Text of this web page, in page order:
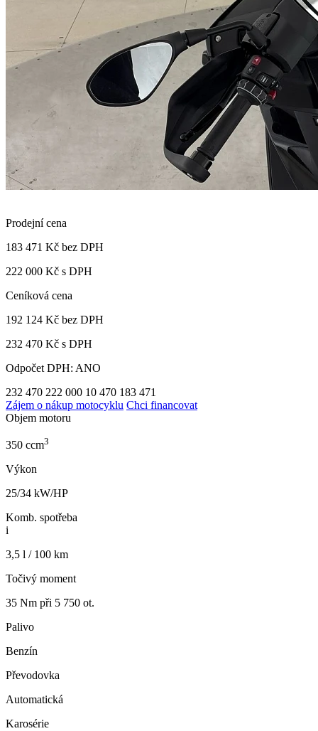
Prodejní cena
183 471 Kč bez DPH
222 000 Kč s DPH
Ceníková cena
192 124 Kč bez DPH
232 470 Kč s DPH
Odpočet DPH: ANO
232 470 222 000 10 470 183 471
Zájem o nákup motocyklu Chci financovat
Objem motoru
350 ccm3
Výkon
25/34 kW/HP
Komb. spotřeba
i
3,5 l / 100 km
Točivý moment
35 Nm při 5 750 ot.
Palivo
Benzín
Převodovka
Automatická
Karosérie